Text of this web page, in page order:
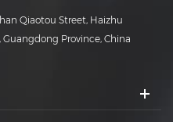
Qiaotou Street, Haizhu
Province, China